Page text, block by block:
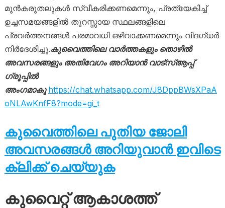
മുൻകരുതലുകൾ സ്വീകരിക്കണമെന്നും, പ്രത്യേകിച്ച്
ഉച്ചസമയങ്ങളിൽ തുറസ്സായ സ്ഥലങ്ങളിലെ
പ്രവർത്തനങ്ങൾ പരമാവധി ഒഴിവാക്കണമെന്നും വിദഗ്ധർ
നിർദേശിച്ചു.കുവൈത്തിലെ വാർത്തകളും തൊഴിൽ
അവസരങ്ങളും അതിവേഗം അറിയാൻ വാട്സ്ആപ്പ്
ഗ്രൂപ്പിൽ
അംഗമാകൂ https://chat.whatsapp.com/J8DppBWsXPaA
oNLAwKnfF8?mode=gi_t
കുവൈത്തിലെ പുതിയ ജോലി
അവസരങ്ങൾ അറിയുവാൻ ഇവിടെ
ക്ലിക്ക് ചെയ്യുക
കുവൈറ്റ് ആകാശത്ത്